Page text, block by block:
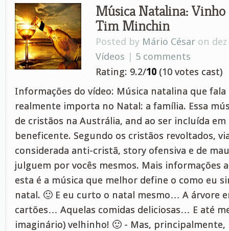
Música Natalina:
Tim Minchin
Posted by Mário César on
Vídeos | 5 comments
Rating: 9.2/10 (10 votes cast)
Informações do vídeo: Música natalina que fala
realmente importa no Natal: a família. Essa
de cristãos na Austrália, and ao ser incluída
beneficente. Segundo os cristãos revoltados,
considerada anti-cristã, story ofensiva e de
julguem por vocês mesmos. Mais informações
esta é a música que melhor define o como eu
natal. 🙂 E eu curto o natal mesmo… A árvore
cartões… Aquelas comidas deliciosas… E até
imaginário) velhinho! 🙂 - Mas,